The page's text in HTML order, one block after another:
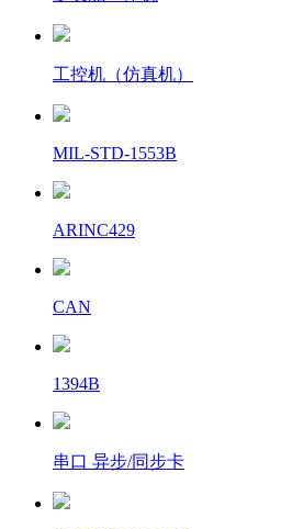
工控机（仿真机）
MIL-STD-1553B
ARINC429
CAN
1394B
串口 异步/同步卡